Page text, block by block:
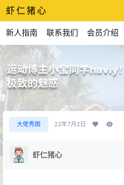
虾仁猪心
新人指南 联系我们 会员介绍
运动博主小宝同学haviy
极致的魅惑
大佬秀图 22年7月2日
虾仁猪心